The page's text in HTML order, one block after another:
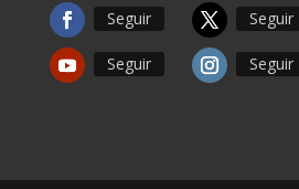
Seguir Seguir
Seguir Seguir